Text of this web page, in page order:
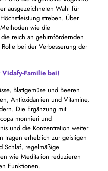
ausgezeichneten Wahl für
streben. Über
wie die
reich an gehirnfördernden
bei der Verbesserung der
Vidafy-Familie bei!
Blattgemüse und Beeren
Antioxidantien und Vitamine,
Die Ergänzung mit
monnieri und
und die Konzentration weiter
tragen erheblich zur geistigen
Schlaf, regelmäßige
wie Meditation reduzieren
Funktionen.